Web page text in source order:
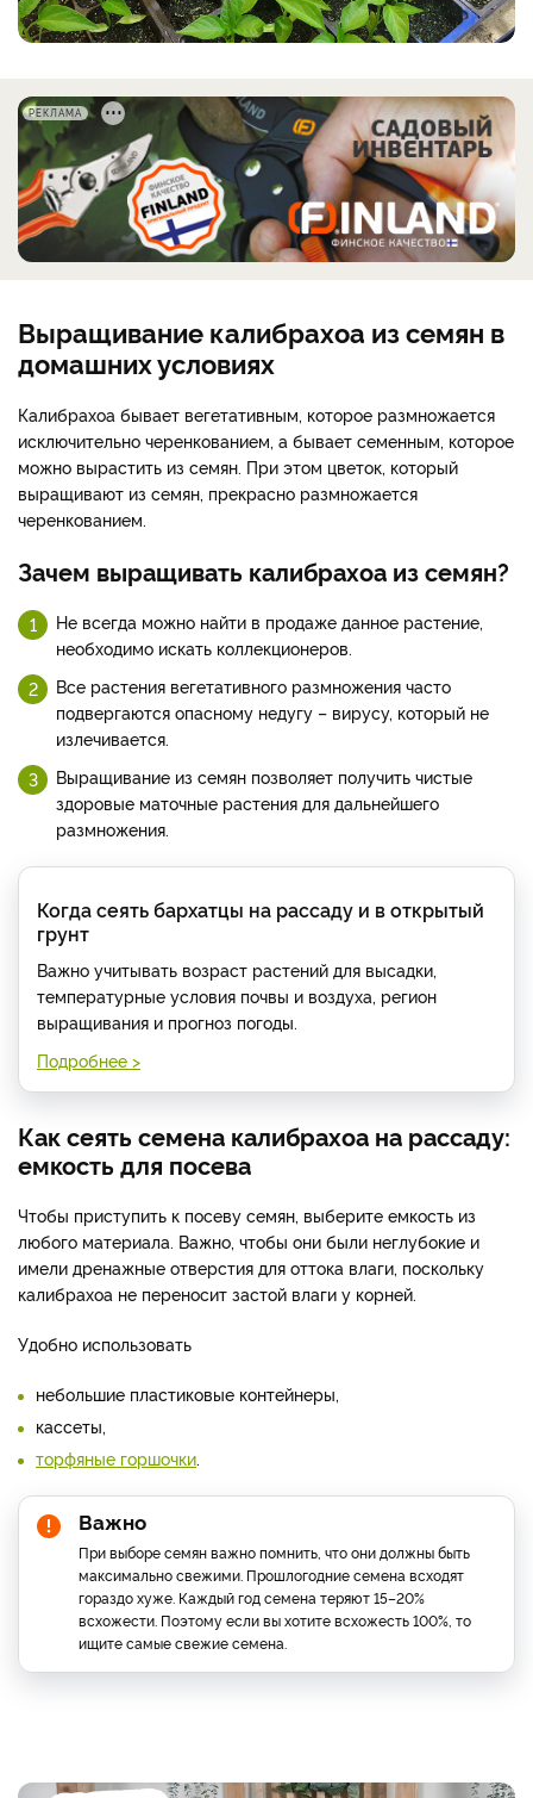
РЕКЛАМА
Выращивание калибрахоа из семян в
домашних условиях
Калибрахоа бывает вегетативным, которое размножается
исключительно черенкованием, а бывает семенным, которое
можно вырастить из семян. При этом цветок, который
выращивают из семян, прекрасно размножается
черенкованием.
Зачем выращивать калибрахоа из семян?
Не всегда можно найти в продаже данное растение,
необходимо искать коллекционеров.
Все растения вегетативного размножения часто
подвергаются опасному недугу – вирусу, который не
излечивается.
Выращивание из семян позволяет получить чистые
здоровые маточные растения для дальнейшего
размножения.
Когда сеять бархатцы на рассаду и в открытый
грунт
Важно учитывать возраст растений для высадки,
температурные условия почвы и воздуха, регион
выращивания и прогноз погоды.
Подробнее >
Как сеять семена калибрахоа на рассаду:
емкость для посева
Чтобы приступить к посеву семян, выберите емкость из
любого материала. Важно, чтобы они были неглубокие и
имели дренажные отверстия для оттока влаги, поскольку
калибрахоа не переносит застой влаги у корней.
Удобно использовать
небольшие пластиковые контейнеры,
кассеты,
торфяные горшочки.
Важно
При выборе семян важно помнить, что они должны быть
максимально свежими. Прошлогодние семена всходят
гораздо хуже. Каждый год семена теряют 15–20%
всхожести. Поэтому если вы хотите всхожесть 100%, то
ищите самые свежие семена.